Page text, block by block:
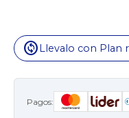
change_circleLlevalo con Plan
Pagos: